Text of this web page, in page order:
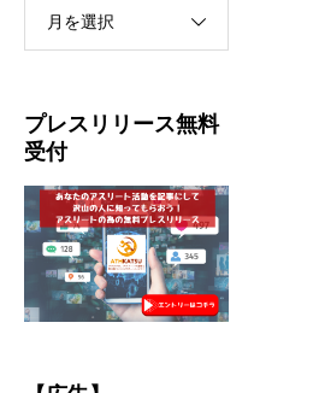
月を選択
プレスリリース無料
受付